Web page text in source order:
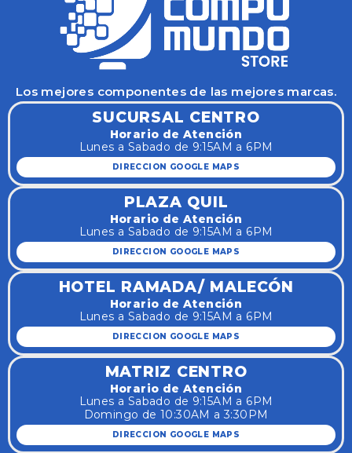
Los mejores componentes de las mejores marcas.
SUCURSAL CENTRO
Horario de Atención
Lunes a Sabado de 9:15AM a 6PM
DIRECCION GOOGLE MAPS
PLAZA QUIL
Horario de Atención
Lunes a Sabado de 9:15AM a 6PM
DIRECCION GOOGLE MAPS
HOTEL RAMADA/ MALECÓN
Horario de Atención
Lunes a Sabado de 9:15AM a 6PM
DIRECCION GOOGLE MAPS
MATRIZ CENTRO
Horario de Atención
Lunes a Sabado de 9:15AM a 6PM
Domingo de 10:30AM a 3:30PM
DIRECCION GOOGLE MAPS